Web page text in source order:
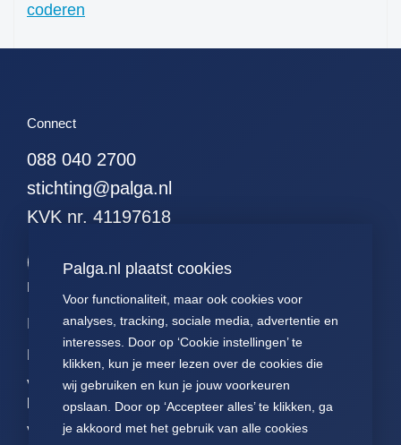
Palga.nl plaatst cookies
Voor functionaliteit, maar ook cookies voor
analyses, tracking, sociale media, advertentie en
interesses. Door op ‘Cookie instellingen’ te
klikken, kun je meer lezen over de cookies die
wij gebruiken en kun je jouw voorkeuren
opslaan. Door op ‘Accepteer alles’ te klikken, ga
je akkoord met het gebruik van alle cookies
(zonder curettages of
kleinere excisies)
56. alle wormen
57. alle hormonen
hormoonpreparaten
endocrienen
coderen
Connect
088 040 2700
stichting@palga.nl
KVK nr. 41197618
Palga links
Impact
Data
Voor
pathologen
Voor
Contact
Over ons
FAQ
Nieuws
Presentaties
Voor patiënten
Jaarverslagen
Statuten Palga